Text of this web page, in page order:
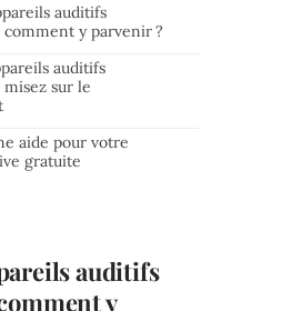
auditifs
y parvenir ?
auditifs
sur le
aide pour votre
gratuite
auditifs
y